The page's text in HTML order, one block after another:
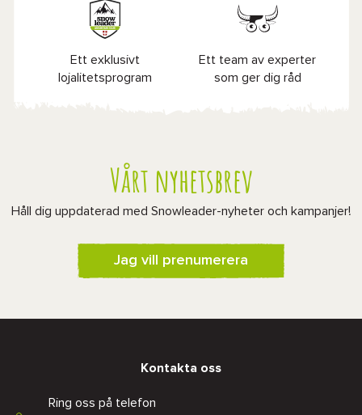
Ett exklusivt
lojalitetsprogram
Ett team av experter
som ger dig råd
Vårt nyhetsbrev
Håll dig uppdaterad med Snowleader-nyheter och kampanjer!
Jag vill prenumerera
Kontakta oss
Ring oss på telefon